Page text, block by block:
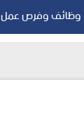
وظائف وفرص عمل